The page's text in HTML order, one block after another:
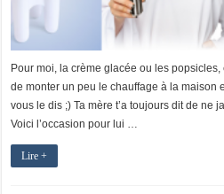
Pour moi, la crème glacée ou les popsicles,
de monter un peu le chauffage à la maison
vous le dis ;) Ta mère t’a toujours dit de ne
Voici l’occasion pour lui …
Lire +